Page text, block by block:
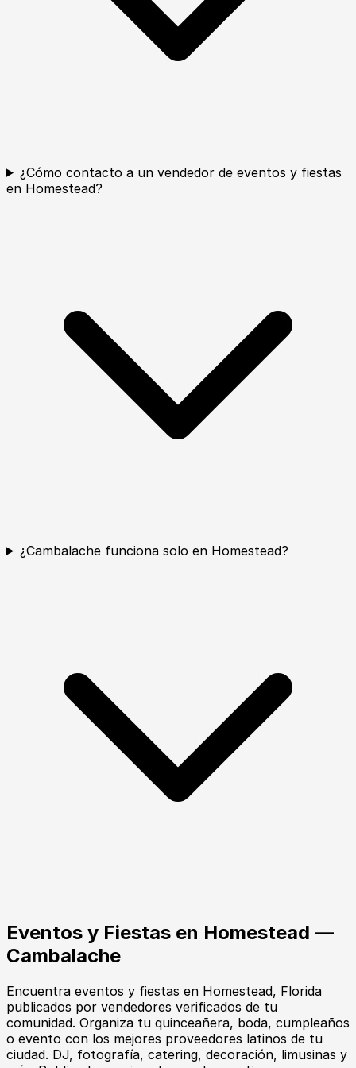
¿Cómo contacto a un vendedor de eventos y fiestas
en Homestead?
¿Cambalache funciona solo en Homestead?
Eventos y Fiestas en Homestead —
Cambalache
Encuentra eventos y fiestas en Homestead, Florida
publicados por vendedores verificados de tu
comunidad. Organiza tu quinceañera, boda, cumpleaños
o evento con los mejores proveedores latinos de tu
ciudad. DJ, fotografía, catering, decoración, limusinas y